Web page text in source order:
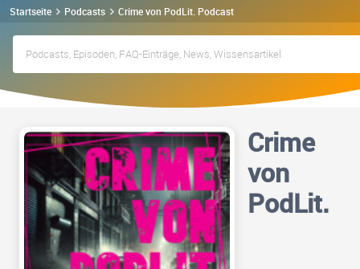
Startseite Podcasts Crime von PodLit. Podcast
Crime
von
PodLit.